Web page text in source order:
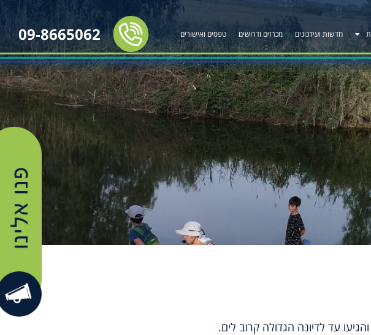
חדשות ועידכונים מכרזים ודרושים טפסים ואישורים 09-8665062
עד לדיונה הגדולה קרוב לים.